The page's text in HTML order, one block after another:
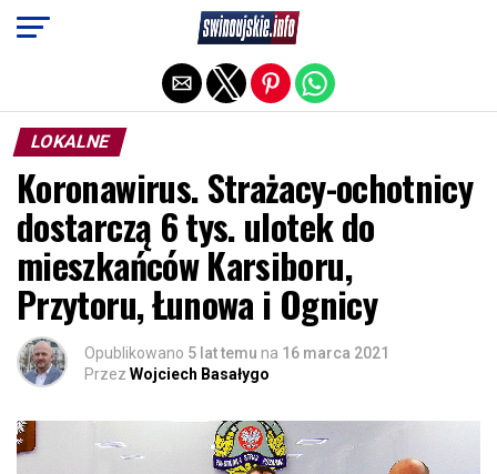
LOKALNE
Koronawirus. Strażacy-ochotnicy
dostarczą 6 tys. ulotek do
mieszkańców Karsiboru,
Przytoru, Łunowa i Ognicy
Opublikowano 5 lat temu na 16 marca 2021
Przez Wojciech Basałygo
Exit mobile version